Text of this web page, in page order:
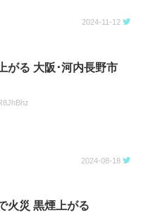
2024-11-12
がる 大阪･河内長野市
2024-08-18
火災 黒煙上がる